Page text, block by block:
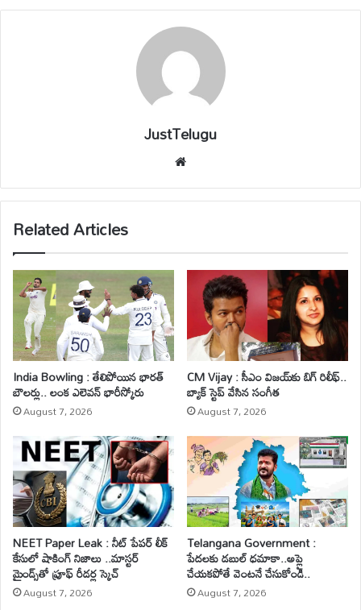
JustTelugu
bsi
te
Related Articles
India Bowling : తేలిపోయిన భారత్
బౌలర్లు.. లంక ఎలెవన్ భారీస్కోరు
August 7, 2026
CM Vijay : సీఎం విజయ్‌కు బిగ్ రిలీఫ్..
బ్యాక్ స్టెప్ వేసిన సంగీత
August 7, 2026
NEET Paper Leak : నీట్ పేపర్ లీక్
కేసులో షాకింగ్ నిజాలు ..మాస్టర్
మైండ్స్‌తో ప్రూఫ్ రీడర్ల స్కెచ్
August 7, 2026
Telangana Government :
పేదలకు డబుల్ ధమాకా..అప్లై
చేయకపోతే వెంటనే చేసుకోండి..
August 7, 2026